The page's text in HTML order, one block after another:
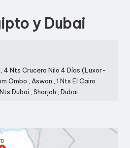
y Dubai
, 4 Nts Crucero Nilo 4 Días (Luxor-
Ombo , Aswan , 1 Nts El Cairo
Dubai , Sharjah , Dubai